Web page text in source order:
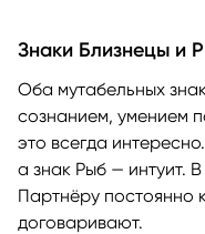
Знаки Близнецы и
Оба мутабельных
сознанием, умением
это всегда
а знак Рыб — интуит.
Партнёру постоянно
договаривают.